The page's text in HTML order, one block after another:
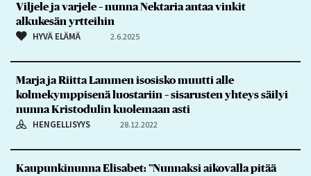
Viljele ja varjele – nunna Nektaria antaa vinkit
alkukesän yrtteihin
HYVÄ ELÄMÄ 2.6.2025
Marja ja Riitta Lammen isosisko muutti alle
kolmekymppisenä luostariin – sisarusten yhteys säilyi
nunna Kristodulin kuolemaan asti
HENGELLISYYS 28.12.2022
Kaupunkinunna Elisabet: ”Nunnaksi aikovalla pitää